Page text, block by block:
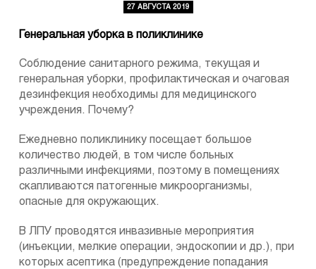
27 АВГУСТА 2019
Генеральная уборка в поликлинике
Соблюдение санитарного режима, текущая и
генеральная уборки, профилактическая и очаговая
дезинфекция необходимы для медицинского
учреждения. Почему?
Ежедневно поликлинику посещает большое
количество людей, в том числе больных
различными инфекциями, поэтому в помещениях
скапливаются патогенные микроорганизмы,
опасные для окружающих.
В ЛПУ проводятся инвазивные мероприятия
(инъекции, мелкие операции, эндоскопии и др.), при
которых асептика (предупреждение попадания